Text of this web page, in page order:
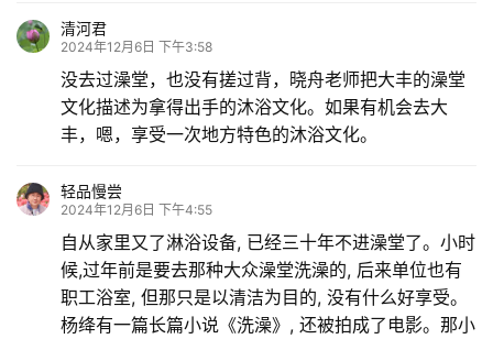
清河君
2024年12月6日 下午3:58
没去过澡堂，也没有搓过背，晓舟老师把大丰的澡堂
文化描述为拿得出手的沐浴文化。如果有机会去大
丰，嗯，享受一次地方特色的沐浴文化。
轻品慢尝
2024年12月6日 下午4:55
自从家里又了淋浴设备, 已经三十年不进澡堂了。小时
候,过年前是要去那种大众澡堂洗澡的, 后来单位也有
职工浴室, 但那只是以清洁为目的, 没有什么好享受。
杨绛有一篇长篇小说《洗澡》, 还被拍成了电影。那小